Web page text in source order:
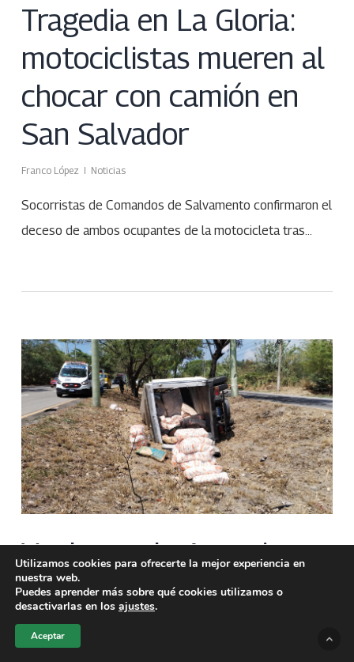
Tragedia en La Gloria:
motociclistas mueren al
chocar con camión en
San Salvador
Franco López Noticias
Socorristas de Comandos de Salvamento confirmaron el
deceso de ambos ocupantes de la motocicleta tras…
Vuelco en la Autopista a
Comalapa deja tres
lesionados
Utilizamos cookies para ofrecerte la mejor experiencia en
nuestra web.
Puedes aprender más sobre qué cookies utilizamos o
desactivarlas en los ajustes.
Aceptar